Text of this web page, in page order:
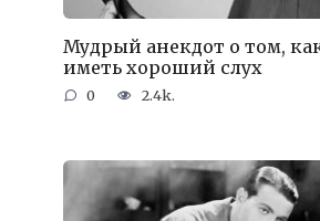
Мудрый анекдот о том,
иметь хороший слух
0 2.4k.